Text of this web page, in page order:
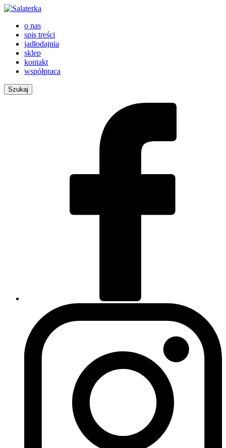
o nas
spis treści
jadłodajnia
sklep
kontakt
współpraca
Szukaj